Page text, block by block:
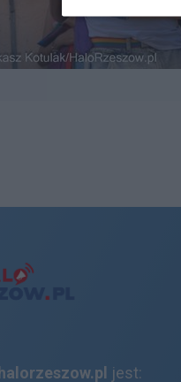
halorzeszow.pl jest: